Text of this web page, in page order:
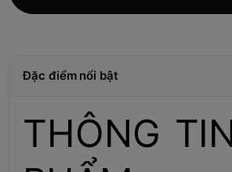
Đặc điểm nổi bật
THÔNG